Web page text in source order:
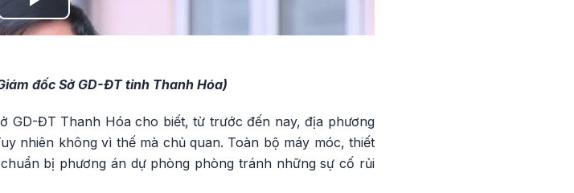
Play
đốc Sở GD-ĐT tỉnh Thanh Hóa)
GD-ĐT Thanh Hóa cho biết, từ trước đến nay, địa phương
nhiên không vì thế mà chủ quan. Toàn bộ máy móc, thiết
bị phương án dự phòng phòng tránh những sự cố rủi